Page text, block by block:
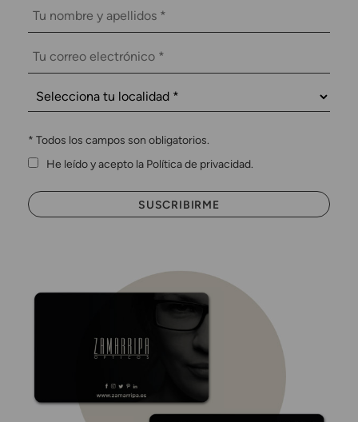
* Todos los campos son obligatorios.
He leído y acepto la Política de privacidad.